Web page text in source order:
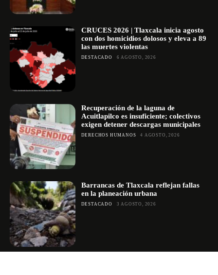
CRUCES 2026 | Tlaxcala inicia agosto
con dos homicidios dolosos y eleva a 89
las muertes violentas
DESTACADO 6 AGOSTO, 2026
Recuperación de la laguna de
Acuitlapilco es insuficiente; colectivos
exigen detener descargas municipales
DERECHOS HUMANOS 4 AGOSTO, 2026
Barrancas de Tlaxcala reflejan fallas
en la planeación urbana
DESTACADO 3 AGOSTO, 2026